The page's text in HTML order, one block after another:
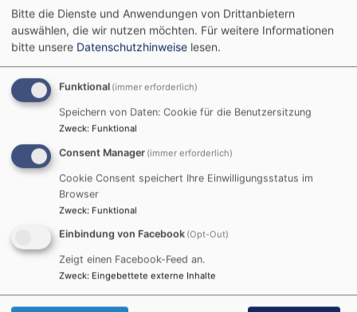
So, 16.8. 10 Uhr
Gottesdienst Einladung
Eichenau Friedenskirche
Eichenau
Bitte die Dienste und Anwendungen von Drittanbietern
auswählen, die wir nutzen möchten. Für weitere Informationen
bitte unsere Datenschutzhinweise lesen.
Funktional (immer erforderlich)
Speichern von Daten: Cookie für die Benutzersitzung
Zweck: Funktional
Consent Manager (immer erforderlich)
Cookie Consent speichert Ihre Einwilligungsstatus im
Browser
Zweck: Funktional
Einbindung von Facebook (Opt-Out)
Zeigt einen Facebook-Feed an.
Zweck: Eingebettete externe Inhalte